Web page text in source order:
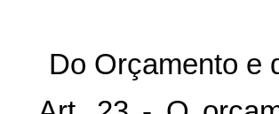
Do Orçamento e